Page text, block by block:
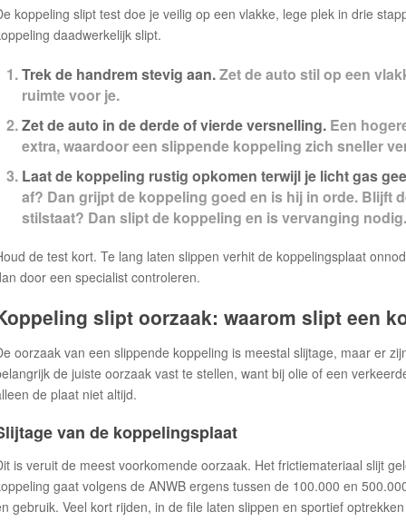
koppeling slipt test doe je veilig op een vlakke, lege plek in drie
daadwerkelijk slipt.
Trek de handrem stevig aan.Zet de auto stil op een
ruimte voor je.
Zet de auto in de derde of vierde versnelling. Een
extra, waardoor een slippende koppeling zich sneller
Laat de koppeling rustig opkomen terwijl je licht gas
af? Dan grijpt de koppeling goed en is hij in orde. Blijft
stilstaat? Dan slipt de koppeling en is vervanging nodig.
de test kort. Te lang laten slippen verhit de koppelingsplaat
door een specialist controleren.
slipt oorzaak: waarom slipt een
oorzaak van een slippende koppeling is meestal slijtage, maar er
de juiste oorzaak vast te stellen, want bij olie of een
de plaat niet altijd.
van de koppelingsplaat
is veruit de meest voorkomende oorzaak. Het frictiemateriaal slijt
gaat volgens de ANWB ergens tussen de 100.000 en
gebruik. Veel kort rijden, in de file laten slippen en sportief